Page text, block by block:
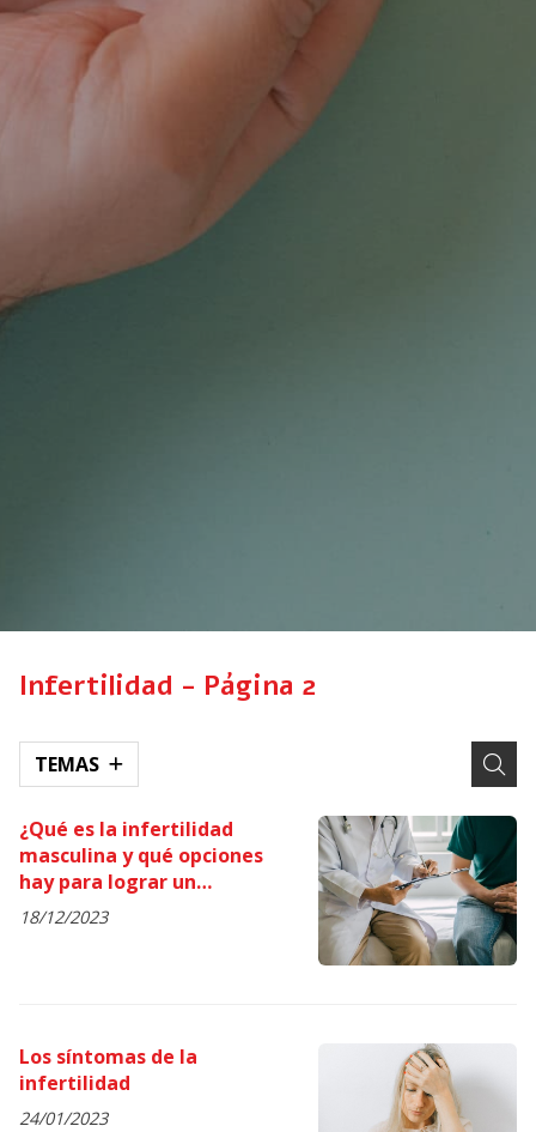
Infertilidad - Página 2
TEMAS
¿Qué es la infertilidad
masculina y qué opciones
hay para lograr un
embarazo?
18/12/2023
Los síntomas de la
infertilidad
24/01/2023